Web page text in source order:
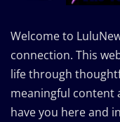
Welcome to
connection. This
life through
meaningful content
have you here and